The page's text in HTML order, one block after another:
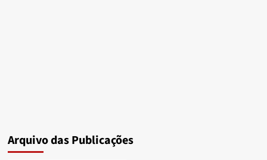
Arquivo das Publicações